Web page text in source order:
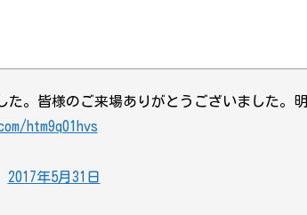
た。皆様のご来場ありがとうございました。明
htm9q01hvs
2017年5月31日